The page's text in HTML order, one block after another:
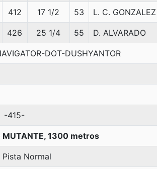
412 17 1/2 53 L. C. GONZALEZ
426 25 1/4 55 D. ALVARADO
DOT-DUSHYANTOR
-415-
1300 metros
Pista Normal